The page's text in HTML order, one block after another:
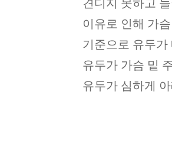
견디지 못하고
이유로 인해 가
기준으로 유두가
유두가 가슴 밑
유두가 심하게